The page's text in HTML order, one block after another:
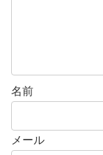
名前
メール